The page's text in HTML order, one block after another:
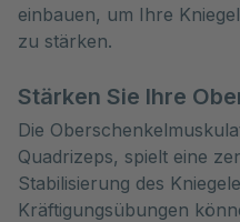
einbauen, um Ihre
zu stärken.
Stärken Sie Ihre
Die
Quadrizeps, spielt eine
Stabilisierung des
Kräftigungsübungen